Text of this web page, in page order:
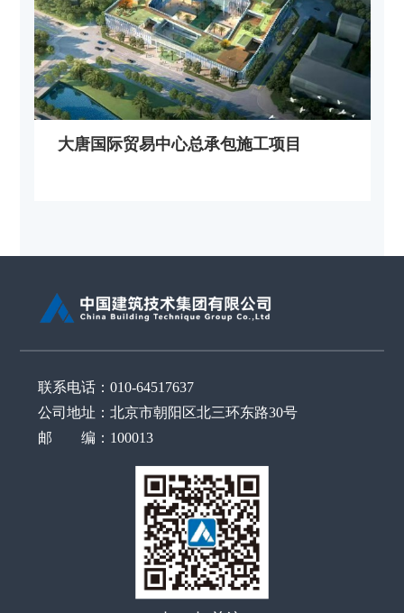
大唐国际贸易中心总承包施工项目
联系电话：010-64517637
公司地址：北京市朝阳区北三环东路30号
邮 编：100013